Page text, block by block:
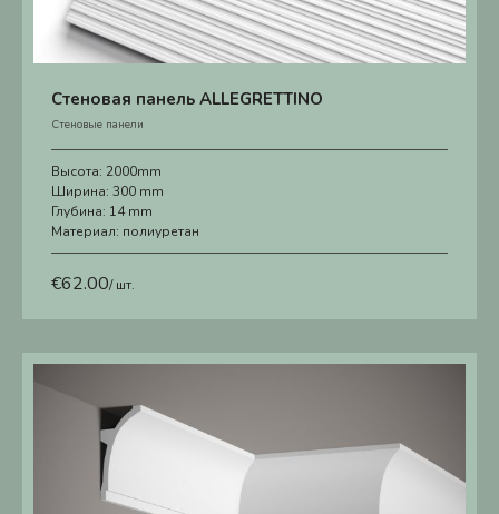
Стеновая панель ALLEGRETTINO
Стеновые панели
Высота: 2000mm
Ширина: 300 mm
Глубина: 14 mm
Материал: полиуретан
€62.00/ шт.